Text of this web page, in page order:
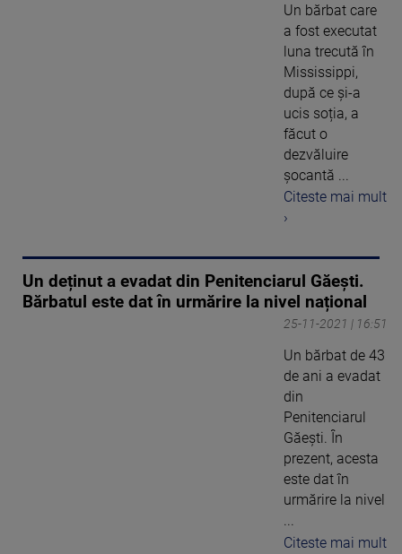
Un bărbat care
a fost executat
luna trecută în
Mississippi,
după ce și-a
ucis soția, a
făcut o
dezvăluire
șocantă ...
Citeste mai mult
›
Un deținut a evadat din Penitenciarul Găești.
Bărbatul este dat în urmărire la nivel național
25-11-2021 | 16:51
Un bărbat de 43
de ani a evadat
din
Penitenciarul
Găești. În
prezent, acesta
este dat în
urmărire la nivel
...
Citeste mai mult